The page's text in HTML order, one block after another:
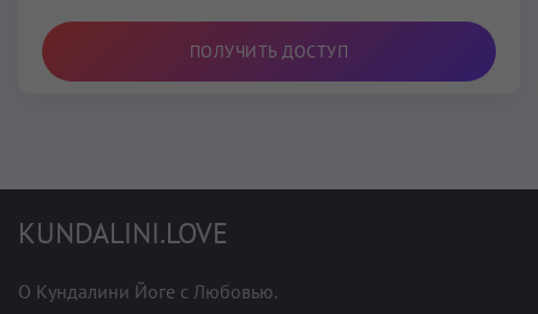
ПОЛУЧИТЬ ДОСТУП
KUNDALINI.LOVE
О Кундалини Йоге с Любовью.